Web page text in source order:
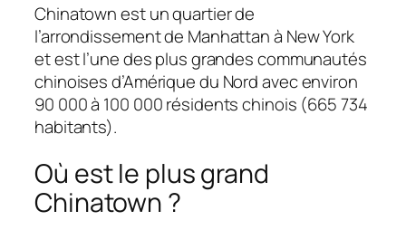
Chinatown est un quartier de
l’arrondissement de Manhattan à New York
et est l’une des plus grandes communautés
chinoises d’Amérique du Nord avec environ
90 000 à 100 000 résidents chinois (665 734
habitants).
Où est le plus grand
Chinatown ?